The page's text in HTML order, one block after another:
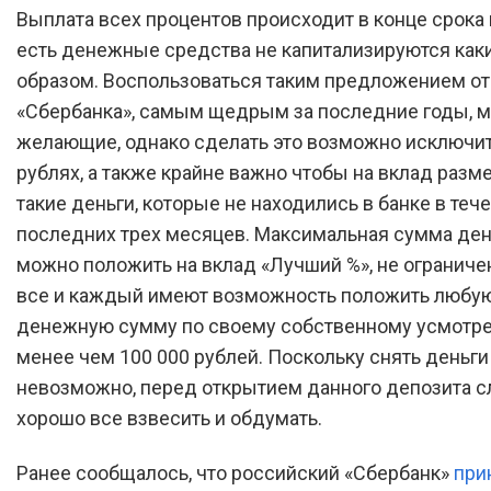
Выплата всех процентов происходит в конце срока
есть денежные средства не капитализируются
образом. Воспользоваться таким предложением от
«Сбербанка», самым щедрым за последние годы,
желающие, однако сделать это возможно
рублях, а также крайне важно чтобы на вклад
такие деньги, которые не находились в банке в
последних трех месяцев. Максимальная сумма
можно положить на вклад «Лучший %», не
все и каждый имеют возможность положить
денежную сумму по своему собственному
менее чем 100 000 рублей. Поскольку снять
невозможно, перед открытием данного депозита
хорошо все взвесить и обдумать.
Ранее сообщалось, что российский «Сбербанк»